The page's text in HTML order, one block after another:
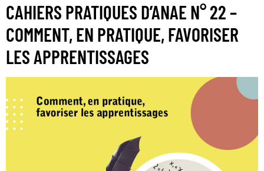
CAHIERS PRATIQUES D’ANAE N° 22 –
COMMENT, EN PRATIQUE, FAVORISER
LES APPRENTISSAGES